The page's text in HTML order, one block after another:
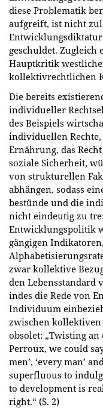
diese Problematik
aufgreift, ist nicht
geschuldet. Zugleich
Hauptkritik
kollektivrechtlichen
Die bereits
individueller
des Beispiels
individuellen Rechte,
Ernährung, das
soziale Sicherheit,
von strukturellen
abhängen, sodass
bestünde und die
nicht eindeutig zu
Entwicklungspolitik
gängigen
zwar kollektive
den Lebensstandard
indes die Rede von
Individuum
zwischen
obsolet: „Twisting
Perroux, we could
men’, ‘every man’
superfluous to
to development is
right.“ (S. 2)